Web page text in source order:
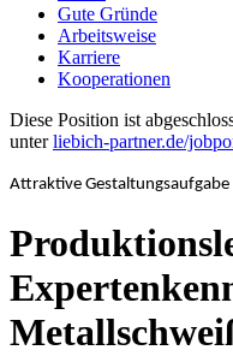
Gute Gründe
Arbeitsweise
Karriere
Kooperationen
Diese Position ist
unterliebich-partner.de/
Attraktive